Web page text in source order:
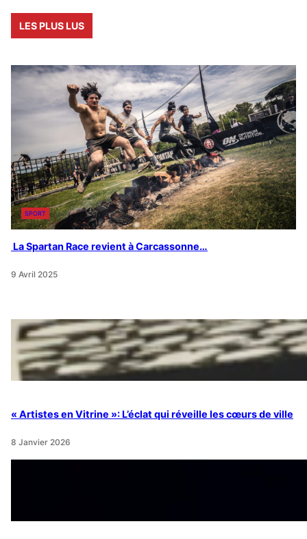
LES PLUS LUS
SPORT
La Spartan Race revient à Carcassonne…
9 Avril 2025
« Artistes en Vitrine »: L’éclat qui réveille les cœurs de ville
8 Janvier 2026